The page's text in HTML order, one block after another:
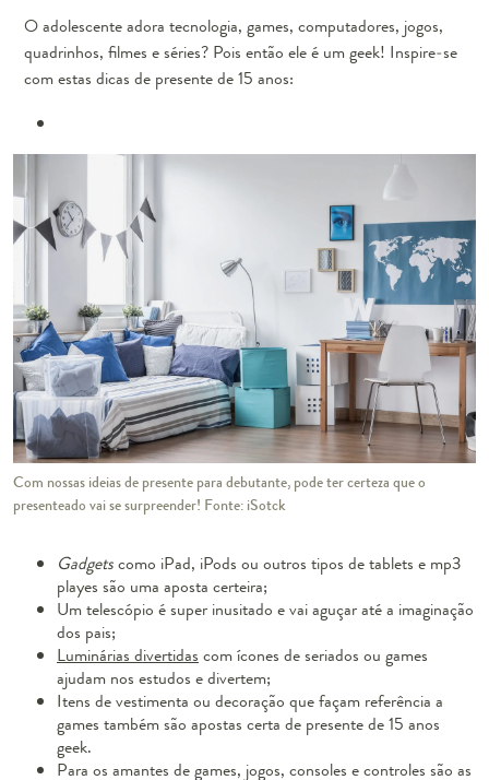
O adolescente adora tecnologia, games, computadores, jogos,
quadrinhos, filmes e séries? Pois então ele é um geek! Inspire-se
com estas dicas de presente de 15 anos:
Com nossas ideias de presente para debutante, pode ter certeza que o
presenteado vai se surpreender! Fonte: iSotck
Gadgetscomo iPad, iPods ou outros tipos de tablets e mp3
playes são uma aposta certeira;
Um telescópio é super inusitado e vai aguçar até a imaginação
dos pais;
Luminárias divertidas com ícones de seriados ou games
ajudam nos estudos e divertem;
Itens de vestimenta ou decoração que façam referência a
games também são apostas certa de presente de 15 anos
geek.
Para os amantes de games, jogos, consoles e controles são as